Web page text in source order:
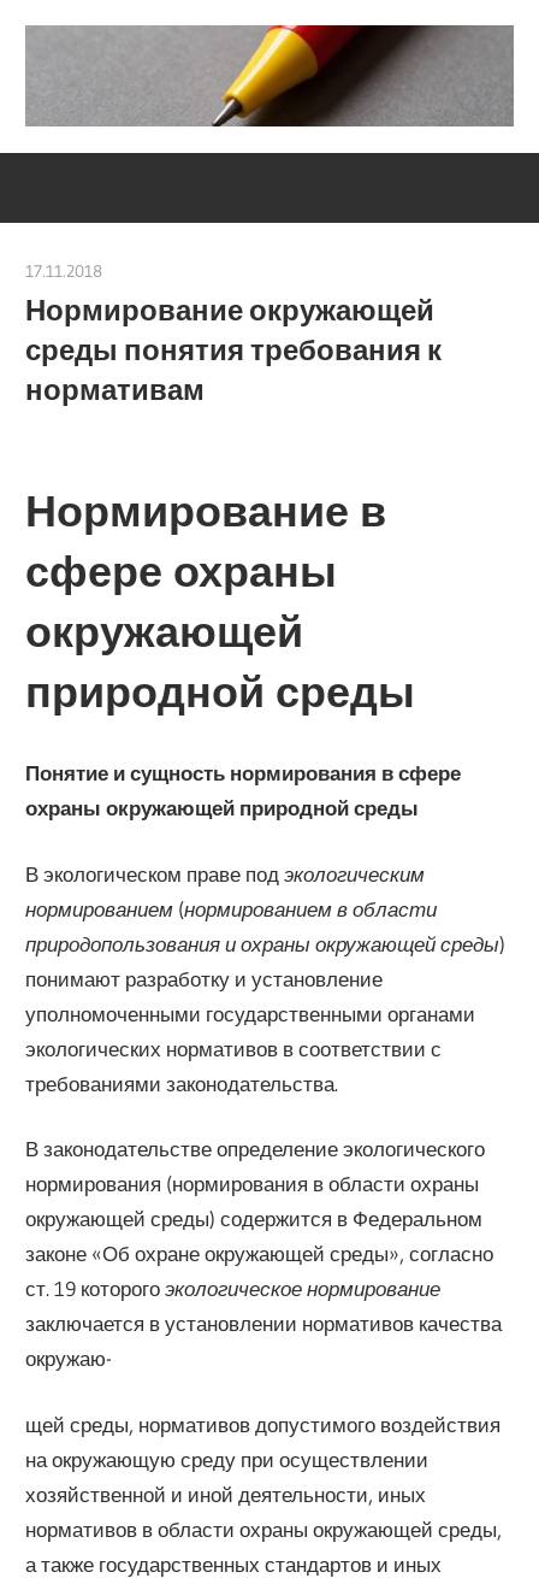
17.11.2018
Нормирование окружающей
среды понятия требования к
нормативам
Нормирование в
сфере охраны
окружающей
природной среды
Понятие и сущность нормирования в сфере
охраны окружающей природной среды
В экологическом праве подэкологическим
нормированием (нормированием в области
природопользования и охраны окружающей среды)
понимают разработку и установление
уполномоченными государственными органами
экологических нормативов в соответствии с
требованиями законодательства.
В законодательстве определение экологического
нормирования (нормирования в области охраны
окружающей среды) содержится в Федеральном
законе «Об охране окружающей среды», согласно
ст. 19 которогоэкологическое нормирование
заключается в установлении нормативов качества
окружаю-
щей среды, нормативов допустимого воздействия
на окружающую среду при осуществлении
хозяйственной и иной деятельности, иных
нормативов в области охраны окружающей среды,
а также государственных стандартов и иных